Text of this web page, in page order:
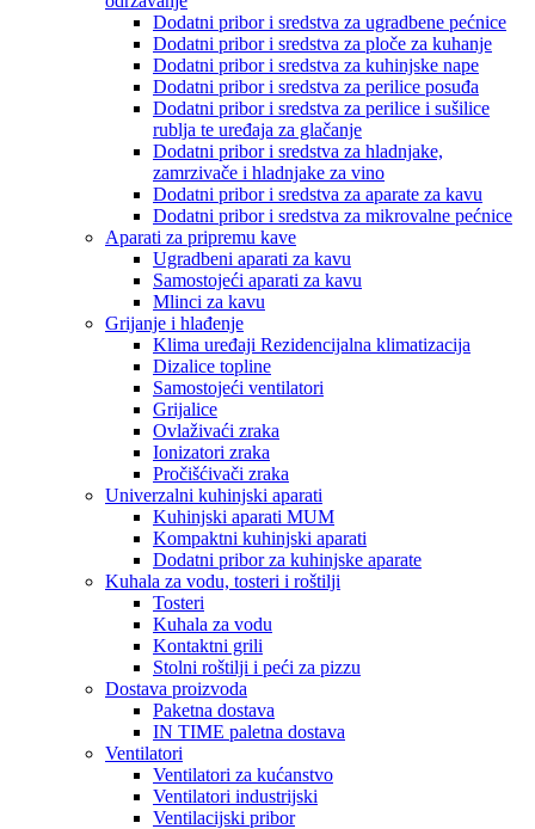
Dodatni pribor i sredstva za ugradbene pećnice
Dodatni pribor i sredstva za ploče za kuhanje
Dodatni pribor i sredstva za kuhinjske nape
Dodatni pribor i sredstva za perilice posuđa
Dodatni pribor i sredstva za perilice i sušilice
rublja te uređaja za glačanje
Dodatni pribor i sredstva za hladnjake,
zamrzivače i hladnjake za vino
Dodatni pribor i sredstva za aparate za kavu
Dodatni pribor i sredstva za mikrovalne pećnice
Aparati za pripremu kave
Ugradbeni aparati za kavu
Samostojeći aparati za kavu
Mlinci za kavu
Grijanje i hlađenje
Klima uređaji Rezidencijalna klimatizacija
Dizalice topline
Samostojeći ventilatori
Grijalice
Ovlaživaći zraka
Ionizatori zraka
Pročišćivači zraka
Univerzalni kuhinjski aparati
Kuhinjski aparati MUM
Kompaktni kuhinjski aparati
Dodatni pribor za kuhinjske aparate
Kuhala za vodu, tosteri i roštilji
Tosteri
Kuhala za vodu
Kontaktni grili
Stolni roštilji i peći za pizzu
Dostava proizvoda
Paketna dostava
IN TIME paletna dostava
Ventilatori
Ventilatori za kućanstvo
Ventilatori industrijski
Ventilacijski pribor